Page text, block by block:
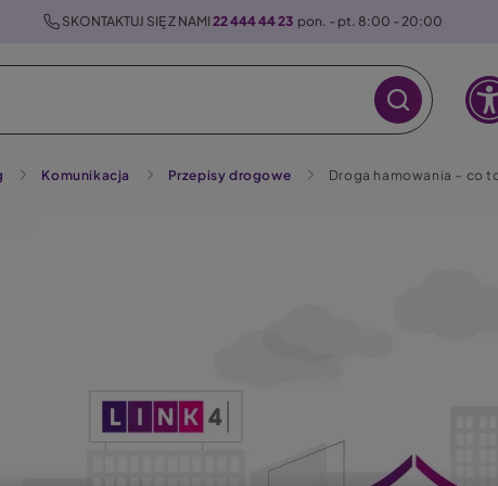
SKONTAKTUJ SIĘ Z NAMI 22 444 44 23 pon. - pt. 8:00 - 20:00
Komunikacja Przepisy drogowe Droga hamowania – co